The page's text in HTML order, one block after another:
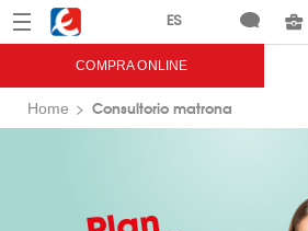
Menú Eroski
COMPRA ONLINE
Home Consultorio matrona